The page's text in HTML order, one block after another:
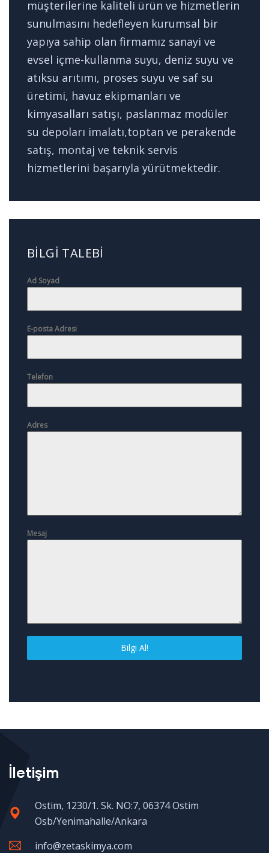
müşterilerine kaliteli ürün ve hizmetlerin
sunulmasını hedefleyen kurumsal bir
yapıya sahip olan firmamız sanayi ve
evsel içme-kullanma suyu, deniz suyu ve
atıksu arıtımı, proses suyu ve saf su
üretimi, havuz ekipmanları ve
kimyasalları satışı, paslanmaz modüler
su depoları imalatı,toptan ve perakende
satış, montaj ve teknik servis
hizmetlerini başarıyla yürütmektedir.
BILGI TALEBI
Ad Soyad
E-posta Adresi
Telefon
Adres
Mesaj
Bilgi Al!
İletişim
Ostim, 1230/1. Sk. NO:7, 06374 Ostim
Osb/Yenimahalle/Ankara
info@zetaskimya.com